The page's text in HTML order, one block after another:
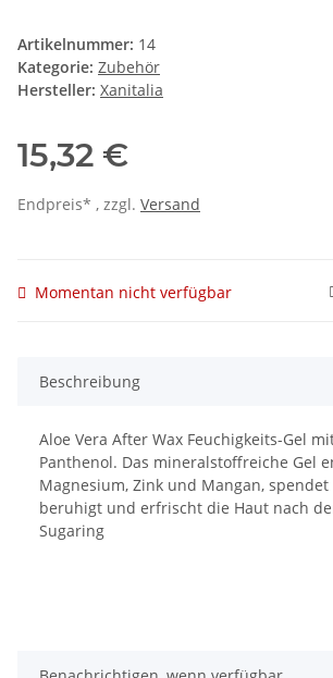
Artikelnummer: 14
Kategorie: Zubehör
Hersteller: Xanitalia
15,32 €
Endpreis* , zzgl. Versand
Momentan nicht verfügbar
Beschreibung
Aloe Vera After Wax Feuchigkeits-Gel
Panthenol. Das mineralstoffreiche Gel
Magnesium, Zink und Mangan, spendet
beruhigt und erfrischt die Haut nach
Sugaring